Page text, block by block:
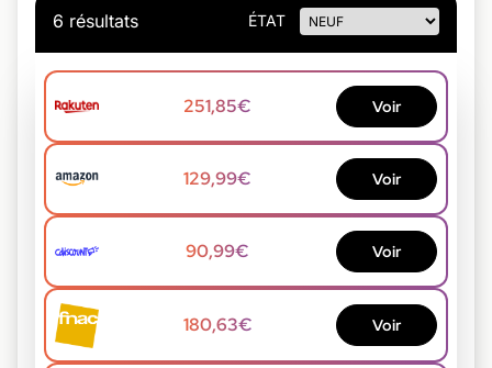
6 résultats ÉTAT
251,85€ Voir
129,99€ Voir
90,99€ Voir
180,63€ Voir